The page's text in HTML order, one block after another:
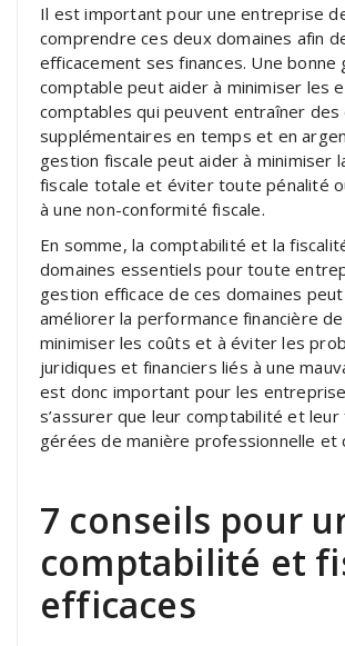
Il est important pour une entreprise
comprendre ces deux domaines afin
efficacement ses finances. Une bonne
comptable peut aider à minimiser les
comptables qui peuvent entraîner des
supplémentaires en temps et en
gestion fiscale peut aider à minimiser
fiscale totale et éviter toute pénalité
à une non-conformité fiscale.
En somme, la comptabilité et la
domaines essentiels pour toute
gestion efficace de ces domaines
améliorer la performance financière
minimiser les coûts et à éviter les
juridiques et financiers liés à une
est donc important pour les
s’assurer que leur comptabilité et
gérées de manière professionnelle et
7 conseils pour
comptabilité et
efficaces